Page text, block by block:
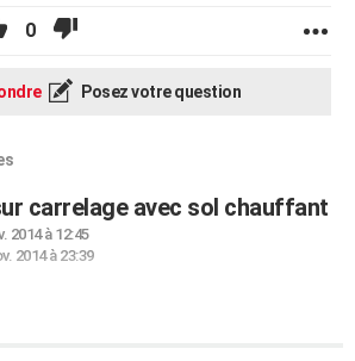
0
Posez votre question
carrelage avec sol chauffant
2014 à 12:45
2014 à 23:39